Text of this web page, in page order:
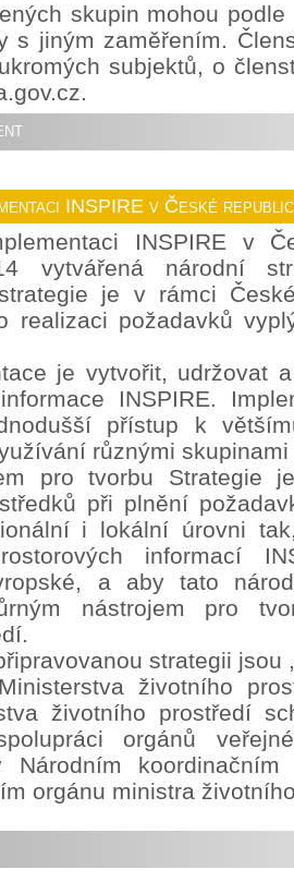
skupin mohou
s jiným zaměřením.
subjektů, o
INSPIRE v České
INSPIRE v
vytvářená národní
je v rámci
realizaci požadavků
je vytvořit, udržovat
INSPIRE.
přístup k
různými skupinami
pro tvorbu Strategie
při plnění
i lokální úrovni
informací
a aby tato
nástrojem pro
strategii jsou
životního
životního prostředí
orgánů
Národním
orgánu ministra